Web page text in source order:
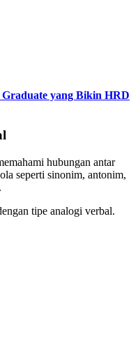
yang Bikin HRD
hubungan antar
seperti sinonim, antonim,
tipe analogi verbal.